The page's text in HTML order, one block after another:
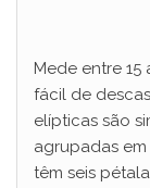
Mede entre 15
fácil de
elípticas são
agrupadas
têm seis